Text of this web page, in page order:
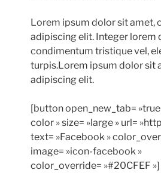
Lorem ipsum dolor sit amet,
adipiscing elit. Integer lorem
condimentum tristique vel,
turpis.Lorem ipsum dolor sit
adipiscing elit.
[button open_new_tab=
color » size= »large » url=
text= »Facebook »
image= »icon-facebook »
color_override= »#20CFEF